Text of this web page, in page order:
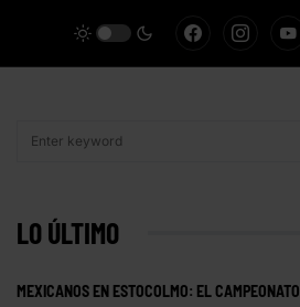
LO ÚLTIMO
MEXICANOS EN ESTOCOLMO: EL CAMPEONATO